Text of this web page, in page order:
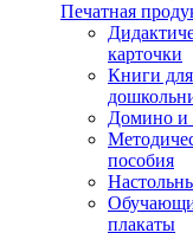
Печатная
карточки
Книги для
Домино и
пособия
плакаты